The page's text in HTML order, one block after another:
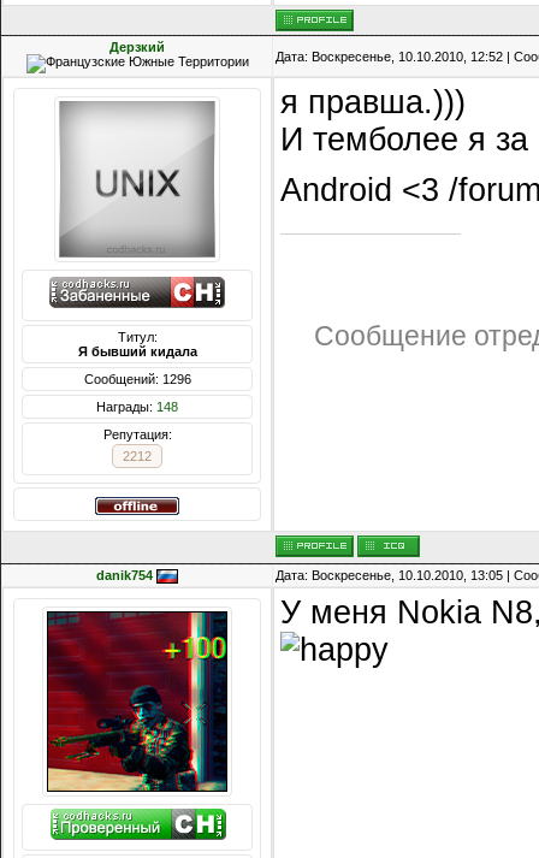
Дерзкий
Дата: Воскресенье, 10.10.2010, 12:52 |
Титул:
Я бывший кидала
Сообщений: 1296
Награды: 148
Репутация:
2212
я правша.)))
И темболее я
Android <3 /
Сообщение
danik754 Дата: Воскресенье, 10.10.2010, 13:05 |
У меня Nokia